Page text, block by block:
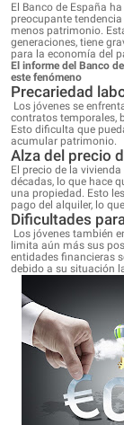
El Banco de España
preocupante
menos patrimonio.
generaciones, tiene
para la economía del
El informe del Banco
este fenómeno
Precariedad
Los jóvenes se
contratos temporales,
Esto dificulta que
acumular patrimonio.
Alza del precio
El precio de la
décadas, lo que hace
una propiedad. Esto
pago del alquiler, lo
Dificultades
Los jóvenes también
limita aún más sus
entidades financieras
debido a su situación